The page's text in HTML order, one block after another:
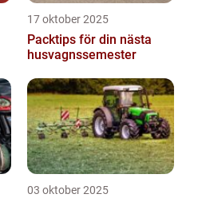
17 oktober 2025
Packtips för din nästa
husvagnssemester
03 oktober 2025